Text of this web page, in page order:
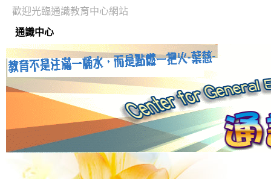
通識中心
歡迎光臨通識教育中心網站